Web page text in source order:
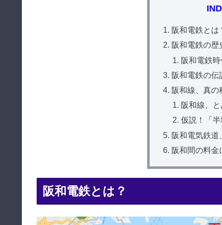
阪和電鉄とは
阪和電鉄の歴
阪和電鉄
阪和電鉄の伝
阪和線、真の
阪和線、
仮説！「
阪和電気鉄道
阪和間の料金
阪和電鉄とは？